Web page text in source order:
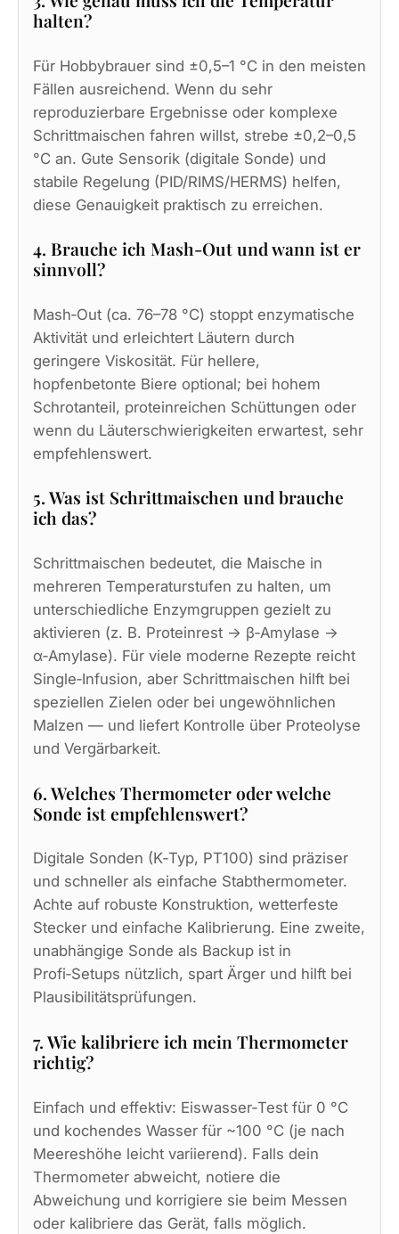
halten?
Für Hobbybrauer sind ±0,5–1 °C in den meisten
Fällen ausreichend. Wenn du sehr
reproduzierbare Ergebnisse oder komplexe
Schrittmaischen fahren willst, strebe ±0,2–0,5
°C an. Gute Sensorik (digitale Sonde) und
stabile Regelung (PID/RIMS/HERMS) helfen,
diese Genauigkeit praktisch zu erreichen.
4. Brauche ich Mash‑Out und wann ist er
sinnvoll?
Mash‑Out (ca. 76–78 °C) stoppt enzymatische
Aktivität und erleichtert Läutern durch
geringere Viskosität. Für hellere,
hopfenbetonte Biere optional; bei hohem
Schrotanteil, proteinreichen Schüttungen oder
wenn du Läuterschwierigkeiten erwartest, sehr
empfehlenswert.
5. Was ist Schrittmaischen und brauche
ich das?
Schrittmaischen bedeutet, die Maische in
mehreren Temperaturstufen zu halten, um
unterschiedliche Enzymgruppen gezielt zu
aktivieren (z. B. Proteinrest → β‑Amylase →
α‑Amylase). Für viele moderne Rezepte reicht
Single‑Infusion, aber Schrittmaischen hilft bei
speziellen Zielen oder bei ungewöhnlichen
Malzen — und liefert Kontrolle über Proteolyse
und Vergärbarkeit.
6. Welches Thermometer oder welche
Sonde ist empfehlenswert?
Digitale Sonden (K‑Typ, PT100) sind präziser
und schneller als einfache Stabthermometer.
Achte auf robuste Konstruktion, wetterfeste
Stecker und einfache Kalibrierung. Eine zweite,
unabhängige Sonde als Backup ist in
Profi‑Setups nützlich, spart Ärger und hilft bei
Plausibilitätsprüfungen.
7. Wie kalibriere ich mein Thermometer
richtig?
Einfach und effektiv: Eiswasser‑Test für 0 °C
und kochendes Wasser für ~100 °C (je nach
Meereshöhe leicht variierend). Falls dein
Thermometer abweicht, notiere die
Abweichung und korrigiere sie beim Messen
oder kalibriere das Gerät, falls möglich.